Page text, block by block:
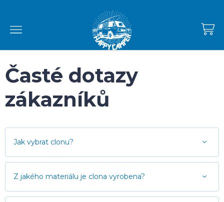
obsah
Časté dotazy
zákazníků
Jak vybrat clonu?
Z jakého materiálu je clona vyrobena?